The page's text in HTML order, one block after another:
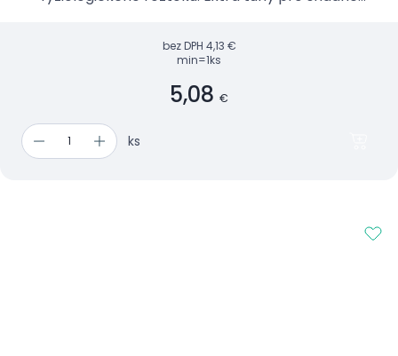
bez DPH 4,13 €
min=1ks
5,08 €
ks